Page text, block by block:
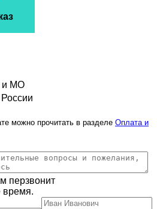
и МО
можно прочитать в разделе Оплата и
перзвонит
время.